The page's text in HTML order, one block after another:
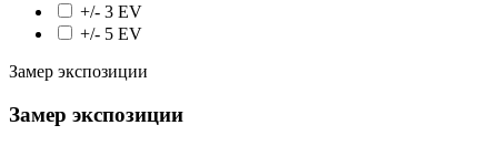
+/- 3 EV
+/- 5 EV
Замер экспозиции
Замер экспозиции